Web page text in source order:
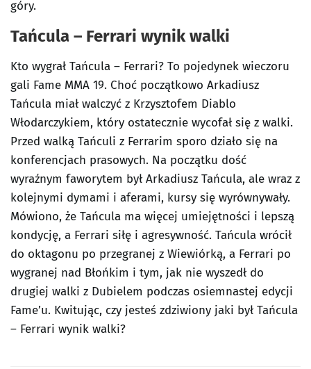
góry.
Tańcula – Ferrari wynik walki
Kto wygrał Tańcula – Ferrari? To pojedynek wieczoru
gali Fame MMA 19. Choć początkowo Arkadiusz
Tańcula miał walczyć z Krzysztofem Diablo
Włodarczykiem, który ostatecznie wycofał się z walki.
Przed walką Tańculi z Ferrarim sporo działo się na
konferencjach prasowych. Na początku dość
wyraźnym faworytem był Arkadiusz Tańcula, ale wraz z
kolejnymi dymami i aferami, kursy się wyrównywały.
Mówiono, że Tańcula ma więcej umiejętności i lepszą
kondycję, a Ferrari siłę i agresywność. Tańcula wrócił
do oktagonu po przegranej z Wiewiórką, a Ferrari po
wygranej nad Błońkim i tym, jak nie wyszedł do
drugiej walki z Dubielem podczas osiemnastej edycji
Fame’u. Kwitując, czy jesteś zdziwiony jaki był Tańcula
– Ferrari wynik walki?